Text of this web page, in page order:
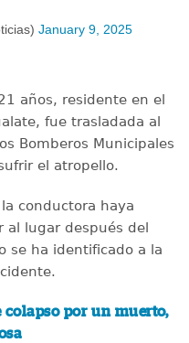
January 9, 2025
años, residente en el
fue trasladada al
Bomberos Municipales
el atropello.
conductora haya
al lugar después del
se ha identificado a la
colapso por un muerto,